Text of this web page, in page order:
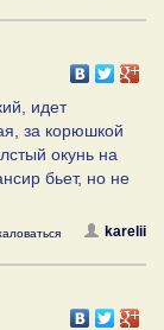
идет
за корюшкой
окунь на
бьет, но не
karelii